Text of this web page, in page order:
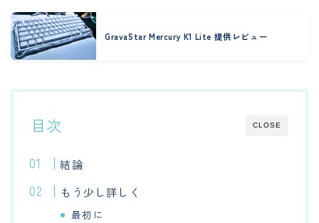
GravaStar Mercury K1 Lite 提供レビュー
CLOSE
目次
結論
もう少し詳しく
最初に